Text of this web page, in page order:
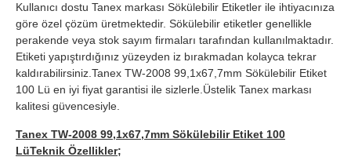
Kullanıcı dostu Tanex markası Sökülebilir Etiketler ile ihtiyacınıza
göre özel çözüm üretmektedir. Sökülebilir etiketler genellikle
perakende veya stok sayım firmaları tarafından kullanılmaktadır.
Etiketi yapıştırdığınız yüzeyden iz bırakmadan kolayca tekrar
kaldırabilirsiniz.Tanex TW-2008 99,1x67,7mm Sökülebilir Etiket
100 Lü en iyi fiyat garantisi ile sizlerle.Üstelik Tanex markası
kalitesi güvencesiyle.
Tanex TW-2008 99,1x67,7mm Sökülebilir Etiket 100
LüTeknik Özellikler;